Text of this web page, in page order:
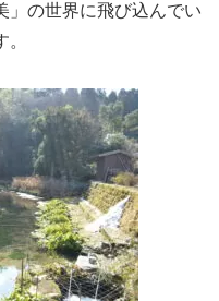
」の世界に飛び込んでい